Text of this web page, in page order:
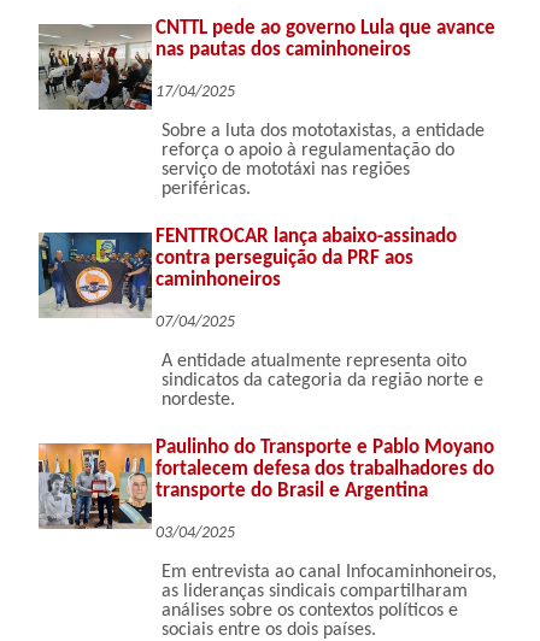
CNTTL pede ao governo Lula que avance
nas pautas dos caminhoneiros
17/04/2025
Sobre a luta dos mototaxistas, a entidade
reforça o apoio à regulamentação do
serviço de mototáxi nas regiões
periféricas.
FENTTROCAR lança abaixo-assinado
contra perseguição da PRF aos
caminhoneiros
07/04/2025
A entidade atualmente representa oito
sindicatos da categoria da região norte e
nordeste.
Paulinho do Transporte e Pablo Moyano
fortalecem defesa dos trabalhadores do
transporte do Brasil e Argentina
03/04/2025
Em entrevista ao canal Infocaminhoneiros,
as lideranças sindicais compartilharam
análises sobre os contextos políticos e
sociais entre os dois países.